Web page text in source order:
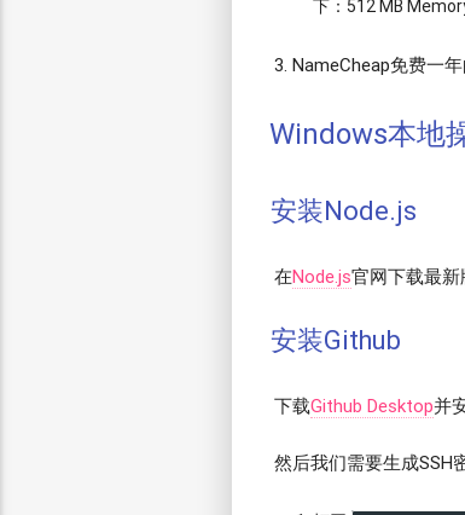
下：512 MB
​3. NameCheap免费一年
Windows本地
安装Node.js
在Node.js官网下载最新
安装Github
下载Github Desktop并
然后我们需要生成SSH